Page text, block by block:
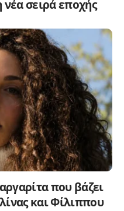
νέα σειρά εποχής
που βάζει
και Φίλιππου